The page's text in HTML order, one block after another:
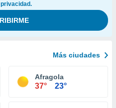
Más ciudades
Afragola
37° 23°